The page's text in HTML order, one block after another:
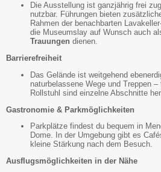
Die Ausstellung ist ganzjährig frei
nutzbar. Führungen bieten
Rahmen der benachbarten
die Museumslay auf Wunsch auch
Trauungen dienen.
Barrierefreiheit
Das Gelände ist weitgehend
naturbelassene Wege und Treppen
Rollstuhl sind einzelne Abschnitte
Gastronomie & Parkmöglichkeiten
Parkplätze findest du bequem in
Dome. In der Umgebung gibt es
kleine Stärkung nach dem Besuch.
Ausflugsmöglichkeiten in der Nähe